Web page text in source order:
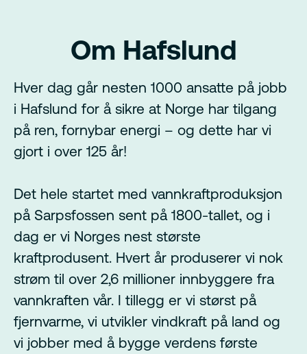
Om Hafslund
Hver dag går nesten 1000 ansatte på jobb
i Hafslund for å sikre at Norge har tilgang
på ren, fornybar energi – og dette har vi
gjort i over 125 år!
Det hele startet med vannkraftproduksjon
på Sarpsfossen sent på 1800-tallet, og i
dag er vi Norges nest største
kraftprodusent. Hvert år produserer vi nok
strøm til over 2,6 millioner innbyggere fra
vannkraften vår. I tillegg er vi størst på
fjernvarme, vi utvikler vindkraft på land og
vi jobber med å bygge verdens første